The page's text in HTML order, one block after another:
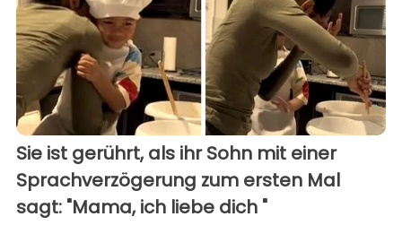
Sie ist gerührt, als ihr Sohn mit einer
Sprachverzögerung zum ersten Mal
sagt: "Mama, ich liebe dich "